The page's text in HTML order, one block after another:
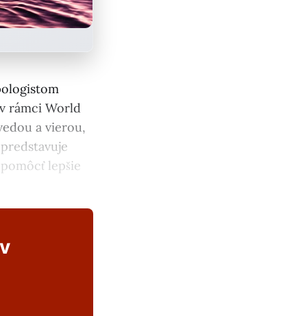
rámci World
a vierou,
lepšie